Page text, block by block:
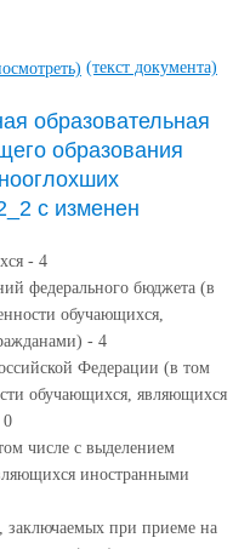
(текст документа)
образовательная
образования
с изменен
- 4
федерального бюджета (в
обучающихся,
- 4
Федерации (в том
обучающихся, являющихся
0
числе с выделением
иностранными
заключаемых при приеме на